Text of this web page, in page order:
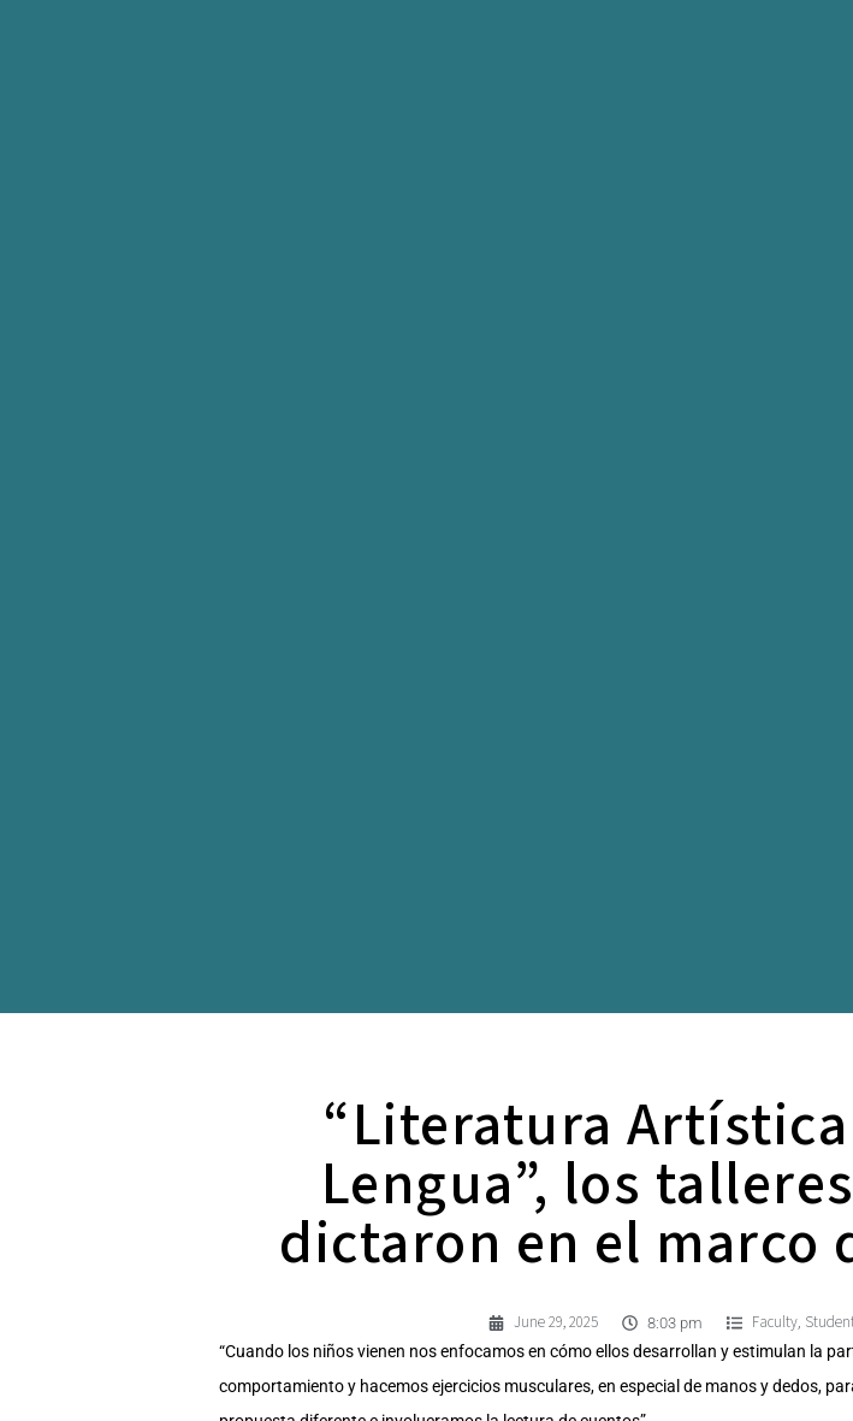
“Literatura
Lengua”, los
dictaron en el marco
June 29, 2025 8:03 pm Faculty,
“Cuando los niños vienen nos enfocamos en cómo ellos desarrollan y estimulan la
comportamiento y hacemos ejercicios musculares, en especial de manos y dedos,